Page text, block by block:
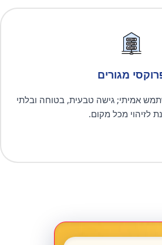
מגורים
אמיתי; גישה טבעית, בטוחה ובלתי
לזיהוי מכל מקום.